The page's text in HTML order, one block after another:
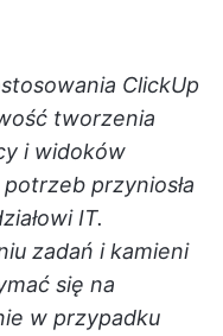
ClickUp
tworzenia
i widoków
przyniosła
IT.
zadań i kamieni
się na
w przypadku